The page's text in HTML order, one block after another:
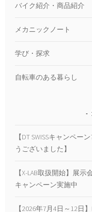
バイク紹介・商品紹介
メカニックノート
学び・探求
自転車のある暮らし
【DT SWISSキャンペ
うございました】
【X-LAB取扱開始】展
キャンペーン実施中
【2026年7月4日～12日